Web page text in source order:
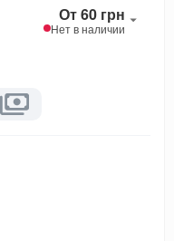
От 60 грн
Нет в наличии